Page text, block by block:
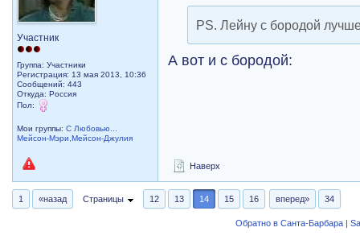
Участник
Группа: Участники
Регистрация: 13 мая 2013, 10:36
Сообщений: 443
Откуда: Россия
Пол:
Мои группы:С Любовью...
Мейсон-Мэри,Мейсон-Джулия
PS. Лейну с бородой
А вот и с бородой:
Наверх
1 «назад Страницы 12 13 14 15 16 вперед» 34
Обратно в Санта-Барбара |